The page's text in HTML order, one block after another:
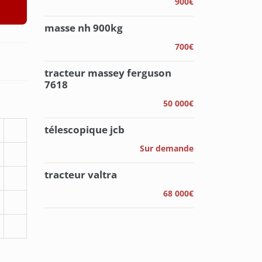
masse nh 900kg
700€
tracteur massey ferguson
7618
50 000€
télescopique jcb
Sur demande
tracteur valtra
68 000€